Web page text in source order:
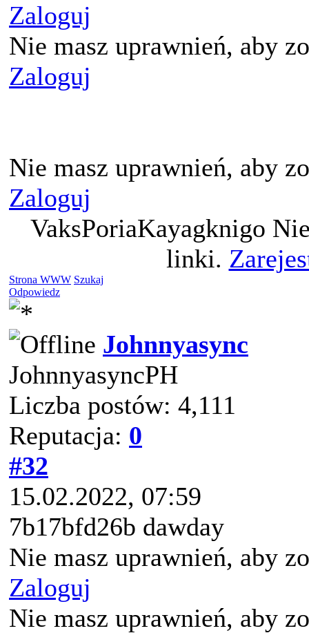
Zaloguj
Nie masz uprawnień, aby
Zaloguj
Nie masz uprawnień, aby
Zaloguj
VaksPoriaKayagknigo
linki.
Strona WWW Szukaj
Odpowiedz
Johnnyasync
JohnnyasyncPH
Liczba postów: 4,111
Reputacja: 0
#32
15.02.2022, 07:59
7b17bfd26b dawday
Nie masz uprawnień, aby
Zaloguj
Nie masz uprawnień, aby